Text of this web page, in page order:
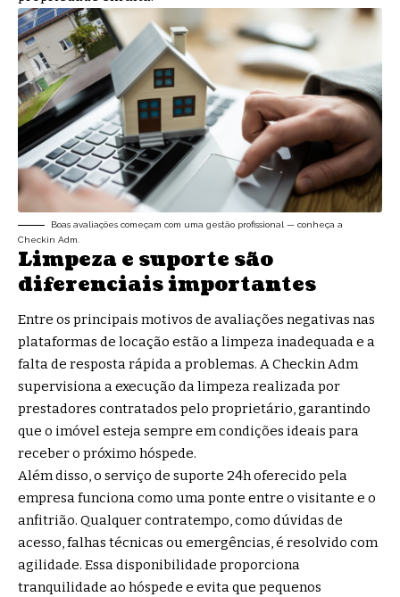
Boas avaliações começam com uma gestão profissional — conheça a
Checkin Adm.
Limpeza e suporte são
diferenciais importantes
Entre os principais motivos de avaliações negativas nas
plataformas de locação estão a limpeza inadequada e a
falta de resposta rápida a problemas. A Checkin Adm
supervisiona a execução da limpeza realizada por
prestadores contratados pelo proprietário, garantindo
que o imóvel esteja sempre em condições ideais para
receber o próximo hóspede.
Além disso, o serviço de suporte 24h oferecido pela
empresa funciona como uma ponte entre o visitante e o
anfitrião. Qualquer contratempo, como dúvidas de
acesso, falhas técnicas ou emergências, é resolvido com
agilidade. Essa disponibilidade proporciona
tranquilidade ao hóspede e evita que pequenos